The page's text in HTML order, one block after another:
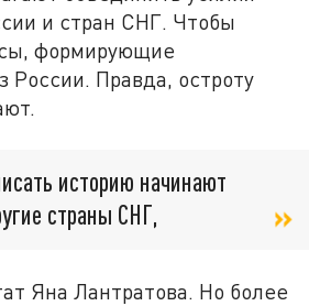
и стран СНГ. Чтобы
формирующие
России. Правда, остроту
историю начинают
страны СНГ,
Яна Лантратова. Но более